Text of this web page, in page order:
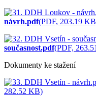
návrh.pdf(PDF, 203.19
současnost.pdf(PDF,
Dokumenty ke stažení
282.52 KB)